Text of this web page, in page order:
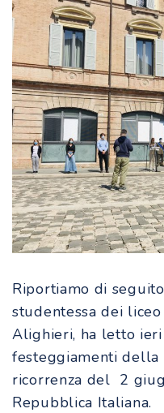
Riportiamo di
studentessa dei
Alighieri, ha letto ieri
festeggiamenti
ricorrenza del 2
Repubblica Italiana.